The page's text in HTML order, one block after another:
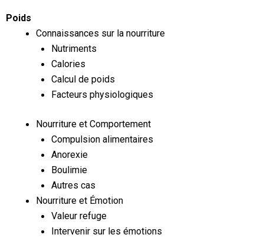
Poids
Connaissances sur la nourriture
Nutriments
Calories
Calcul de poids
Facteurs physiologiques
Nourriture et Comportement
Compulsion alimentaires
Anorexie
Boulimie
Autres cas
Nourriture et Émotion
Valeur refuge
Intervenir sur les émotions